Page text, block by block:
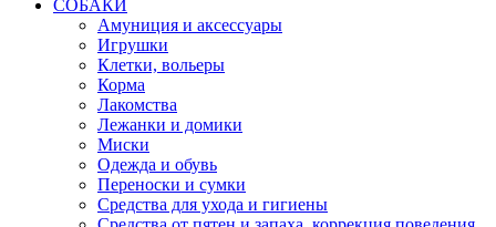
СОБАКИ
Амуниция и аксессуары
Игрушки
Клетки, вольеры
Корма
Лакомства
Лежанки и домики
Миски
Одежда и обувь
Переноски и сумки
Средства для ухода и гигиены